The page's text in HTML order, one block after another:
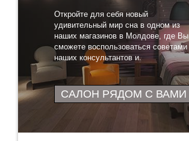
Откройте для себя новый
удивительный мир сна в одном из
наших магазинов в Молдове, где Вы
сможете воспользоваться советами
наших консультантов и
протестировать понравившиеся
товары
САЛОН РЯДОМ С ВАМИ